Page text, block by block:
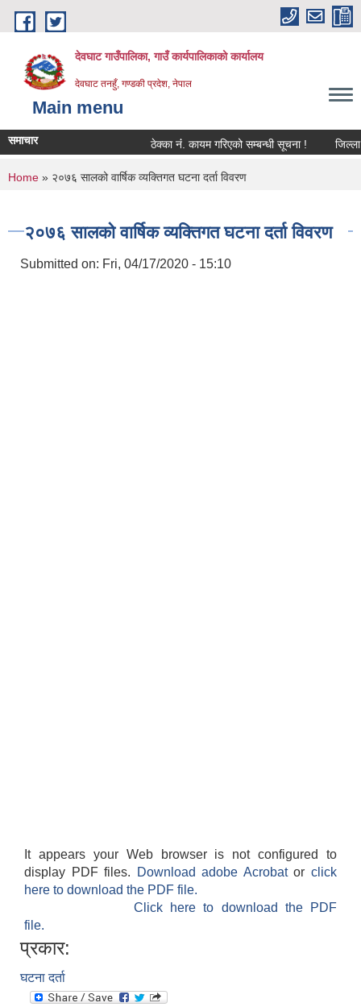
Skip to main content
देवघाट गाउँपालिका, गाउँ कार्यपालिकाको कार्यालय
देवघाट तनहुँ, गण्डकी प्रदेश, नेपाल
Main menu
समाचार ठेक्का नंं. कायम गरिएको सम्बन्धी सूचना ! जिल्ला
You are here
Home » २०७६ सालको वार्षिक व्यक्तिगत घटना दर्ता विवरण
२०७६ सालको वार्षिक व्यक्तिगत घटना दर्ता विवरण
Submitted on: Fri, 04/17/2020 - 15:10
It appears your Web browser is not configured to
display PDF files.
Download adobe Acrobatorclick
here to download the PDF file.
Click here to download the PDF
file.
प्रकार:
घटना दर्ता